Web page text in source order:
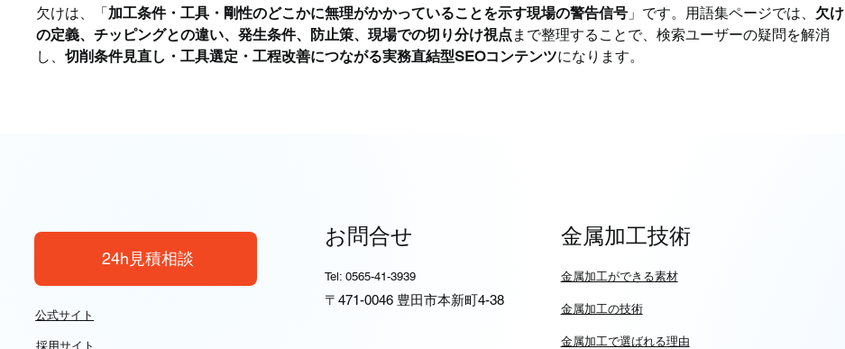
欠けは、「 加工条件・工具・剛性のどこかに無理がかかっていることを示す現場の警告信号 」です。用語集ページでは、 欠け
の定義、チッピングとの違い、発生条件、防止策、現場での切り分け視点 まで整理することで、検索ユーザーの疑問を解消
し、切削条件見直し・工具選定・工程改善につながる実務直結型SEOコンテンツになります。
24h見積相談
公式サイト
採用サイト
お問合せ
Tel: 0565-41-3939
〒471-0046 豊田市本新町4-38
金属加工技術
​金属加工ができる素材
​金属加工の技術
金属加工で選ばれる理由